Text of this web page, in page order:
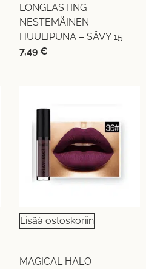
LONGLASTING
NESTEMÄINEN
HUULIPUNA – SÄVY 15
7,49 €
Lisää ostoskoriin
MAGICAL HALO